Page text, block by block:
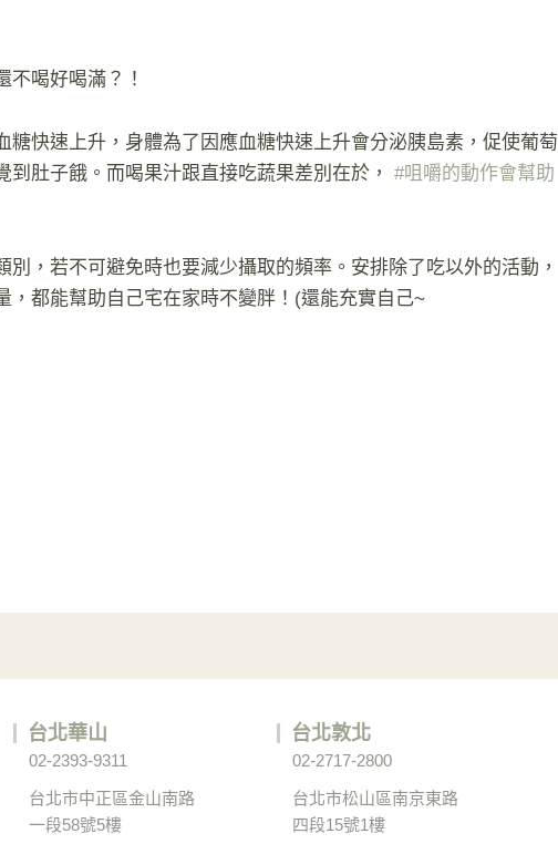
喝好喝滿？！
快速上升，身體為了因應血糖快速上升會分泌胰島素，促使葡萄
肚子餓。而喝果汁跟直接吃蔬果差別在於， #咀嚼的動作會幫助
，若不可避免時也要減少攝取的頻率。安排除了吃以外的活動，
，都能幫助自己宅在家時不變胖！(還能充實自己~
台北華山
02-2393-9311
台北市中正區金山南路
一段58號5樓
台北敦北
02-2717-2800
台北市松山區南京東路
四段15號1樓